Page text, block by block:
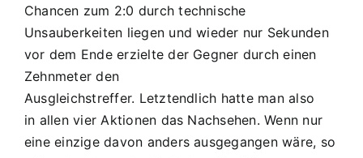
Chancen zum 2:0 durch technische
Unsauberkeiten liegen und wieder nur Sekunden
vor dem Ende erzielte der Gegner durch einen
Zehnmeter den
Ausgleichstreffer. Letztendlich hatte man also
in allen vier Aktionen das Nachsehen. Wenn nur
eine einzige davon anders ausgegangen wäre, so